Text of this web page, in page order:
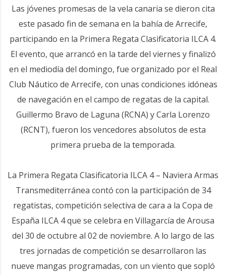
Las jóvenes promesas de la vela canaria se dieron cita
este pasado fin de semana en la bahía de Arrecife,
participando en la Primera Regata Clasificatoria ILCA 4.
El evento, que arrancó en la tarde del viernes y finalizó
en el mediodía del domingo, fue organizado por el Real
Club Náutico de Arrecife, con unas condiciones idóneas
de navegación en el campo de regatas de la capital.
Guillermo Bravo de Laguna (RCNA) y Carla Lorenzo
(RCNT), fueron los vencedores absolutos de esta
primera prueba de la temporada.
La Primera Regata Clasificatoria ILCA 4 – Naviera Armas
Transmediterránea contó con la participación de 34
regatistas, competición selectiva de cara a la Copa de
España ILCA 4 que se celebra en Villagarcía de Arousa
del 30 de octubre al 02 de noviembre. A lo largo de las
tres jornadas de competición se desarrollaron las
nueve mangas programadas, con un viento que sopló